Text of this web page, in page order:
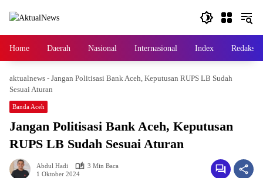
Home Daerah Nasional Internasional Index Redaksi
aktualnews - Jangan Politisasi Bank Aceh, Keputusan RUPS LB Sudah
Sesuai Aturan
Banda Aceh
Jangan Politisasi Bank Aceh, Keputusan
RUPS LB Sudah Sesuai Aturan
Abdul Hadi
3 Min Baca
1 Oktober 2024